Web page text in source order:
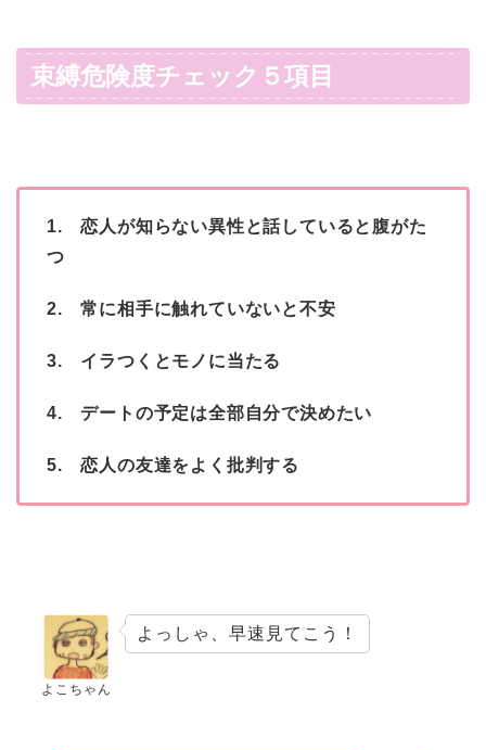
束縛危険度チェック５項目
1. 恋人が知らない異性と話していると腹がた
つ
2. 常に相手に触れていないと不安
3. イラつくとモノに当たる
4. デートの予定は全部自分で決めたい
5. 恋人の友達をよく批判する
よこちゃん
よっしゃ、早速見てこう！